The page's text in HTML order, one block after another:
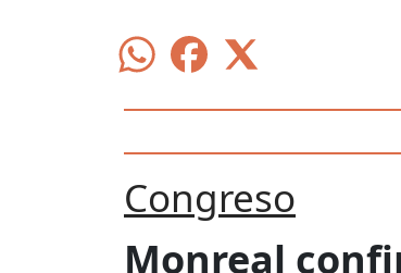
Congreso
Monreal